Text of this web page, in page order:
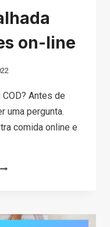
on-line
Antes de
uma pergunta.
comida online e